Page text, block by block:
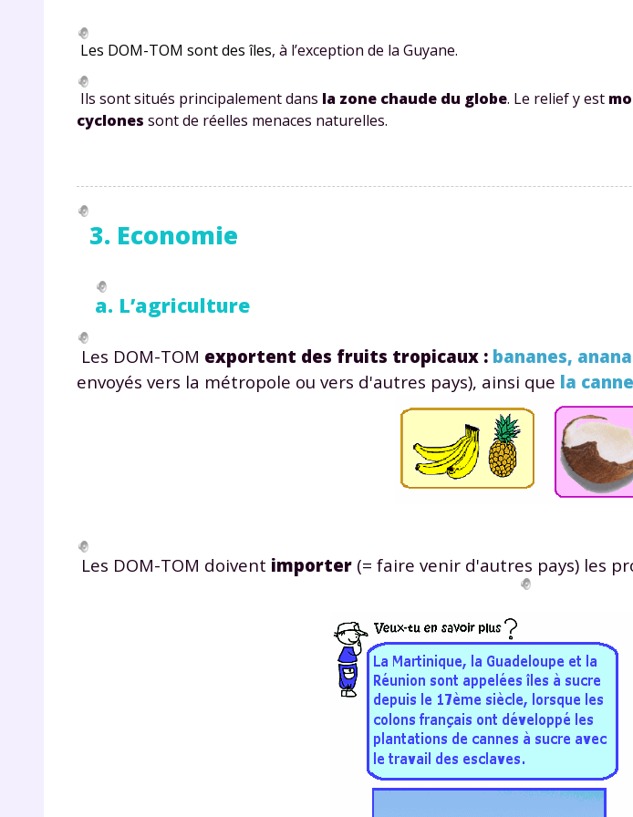
Les DOM-TOM sont des îles, à l’exception de la Guyane.
Ils sont situés principalement dans la zone chaude du globe. Le relief y est
cyclones sont de réelles menaces naturelles.
3. Economie
a. L’agriculture
Les DOM-TOM exportent des fruits tropicaux : bananes,
envoyés vers la métropole ou vers d'autres pays), ainsi que la
Les DOM-TOM doivent importer (= faire venir d'autres pays) les